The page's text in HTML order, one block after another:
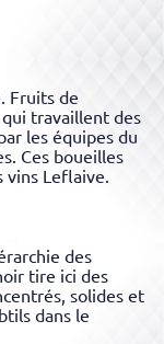
Fruits de
travaillent des
les équipes du
Ces boueilles
Leflaive.
des
tire ici des
solides et
dans le